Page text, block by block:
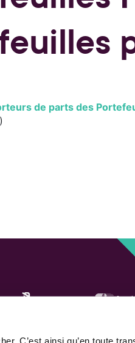
C’est ainsi qu’en toute
de parts des
ACTIONNAIRE DE